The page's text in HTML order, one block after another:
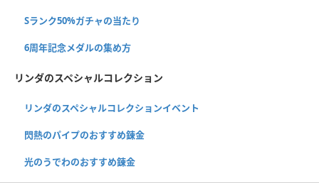
Sランク50%ガチャの当たり
6周年記念メダルの集め方
リンダのスペシャルコレクション
リンダのスペシャルコレクションイベント
閃熱のパイプのおすすめ錬金
光のうでわのおすすめ錬金